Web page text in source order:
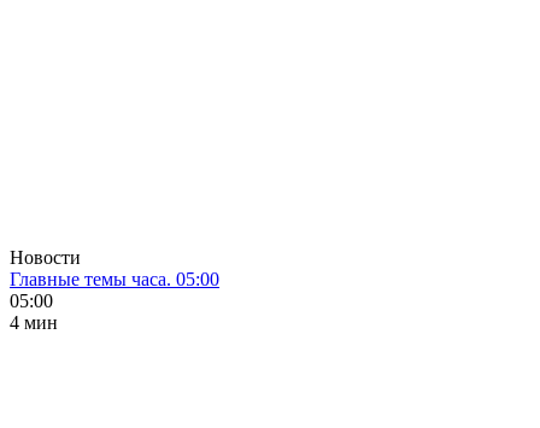
Новости
Главные темы часа. 05:00
05:00
4 мин